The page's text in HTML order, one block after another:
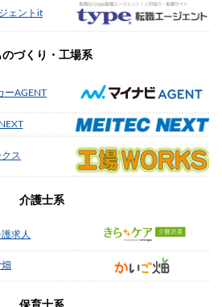
ェントit
のづくり・工場系
ーAGENT
ス
介護士系
求人